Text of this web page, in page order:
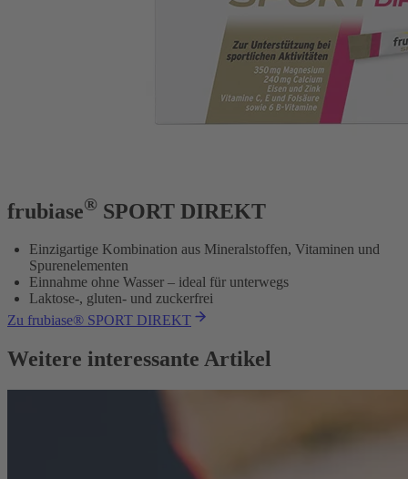
frubiase® SPORT DIREKT
Einzigartige Kombination aus Mineralstoffen, Vitaminen und
Spurenelementen
Einnahme ohne Wasser – ideal für unterwegs
Laktose-, gluten- und zuckerfrei
Zu frubiase® SPORT DIREKT
Weitere interessante Artikel